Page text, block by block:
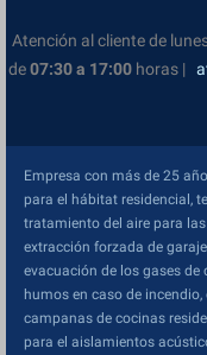
Atención al cliente de
de07:30 a 17:00 horas |
Empresa con más de 25
para el hábitat residencial,
tratamiento del aire para
extracción forzada de
evacuación de los gases
humos en caso de
campanas de cocinas
para el aislamientos